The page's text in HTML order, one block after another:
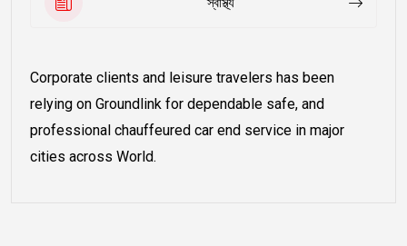
Corporate clients and leisure travelers has been
relying on Groundlink for dependable safe, and
professional chauffeured car end service in major
cities across World.